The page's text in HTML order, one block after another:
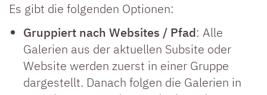
Es gibt die folgenden Optionen:
Gruppiert nach Websites / Pfad: Alle
Galerien aus der aktuellen Subsite oder
Website werden zuerst in einer Gruppe
dargestellt. Danach folgen die Galerien in